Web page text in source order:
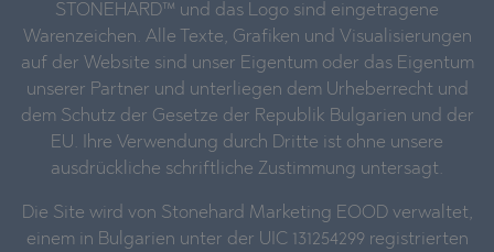
STONEHARD™ und das Logo sind eingetragene
Warenzeichen. Alle Texte, Grafiken und Visualisierungen
auf der Website sind unser Eigentum oder das Eigentum
unserer Partner und unterliegen dem Urheberrecht und
dem Schutz der Gesetze der Republik Bulgarien und der
EU. Ihre Verwendung durch Dritte ist ohne unsere
ausdrückliche schriftliche Zustimmung untersagt.
Die Site wird von Stonehard Marketing EOOD verwaltet,
einem in Bulgarien unter der UIC 131254299 registrierten